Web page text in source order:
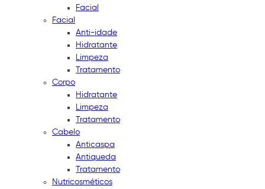
Facial
Facial
Anti-idade
Hidratante
Limpeza
Tratamento
Corpo
Hidratante
Limpeza
Tratamento
Cabelo
Anticaspa
Antiqueda
Tratamento
Nutricosméticos